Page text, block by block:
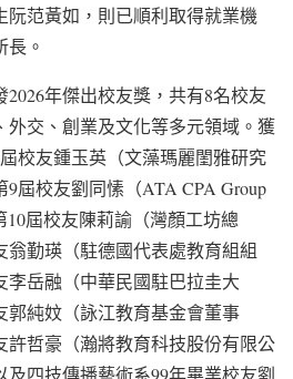
阮范黃如，則已順利取得就業機
。
年傑出校友獎，共有8名校友
外交、創業及文化等多元領域。獲
校友鍾玉英（文藻瑪麗閨雅研究
屆校友劉同愫（ATA CPA Group
屆校友陳莉諭（灣顏工坊總
翁勤瑛（駐德國代表處教育組組
李岳融（中華民國駐巴拉圭大
郭純妏（詠江教育基金會董事
許哲豪（瀚將教育科技股份有限公
四技傳播藝術系99年畢業校友劉